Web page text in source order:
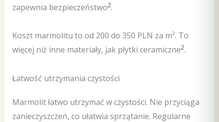
zapewnia bezpieczeństwo2.
Koszt marmolitu to od 200 do 350 PLN za m². To
więcej niż inne materiały, jak płytki ceramiczne2.
Łatwość utrzymania czystości
Marmolit łatwo utrzymać w czystości. Nie przyciąga
zanieczyszczeń, co ułatwia sprzątanie. Regularne